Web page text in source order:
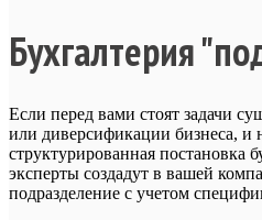
Бухгалтерия
Если перед вами стоят задачи
или диверсификации бизнеса, и
структурированная постановка
эксперты создадут в вашей
подразделение с учетом